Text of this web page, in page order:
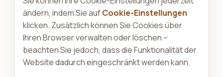
ändern, indem Sie aufCookie-Einstellungen
klicken. Zusätzlich können Sie Cookies über
Ihren Browser verwalten oder löschen –
beachten Sie jedoch, dass die Funktionalität der
Website dadurch eingeschränkt werden kann.